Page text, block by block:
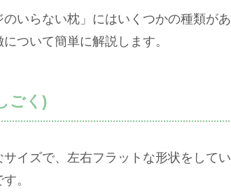
のいらない枕」にはいくつかの種類が
ついて簡単に解説します。
ごく)
サイズで、左右フラットな形状をして
。